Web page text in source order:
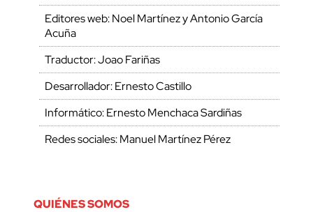
Editores web: Noel Martínez y Antonio García
Acuña
Traductor: Joao Fariñas
Desarrollador: Ernesto Castillo
Informático: Ernesto Menchaca Sardiñas
Redes sociales: Manuel Martínez Pérez
QUIÉNES SOMOS